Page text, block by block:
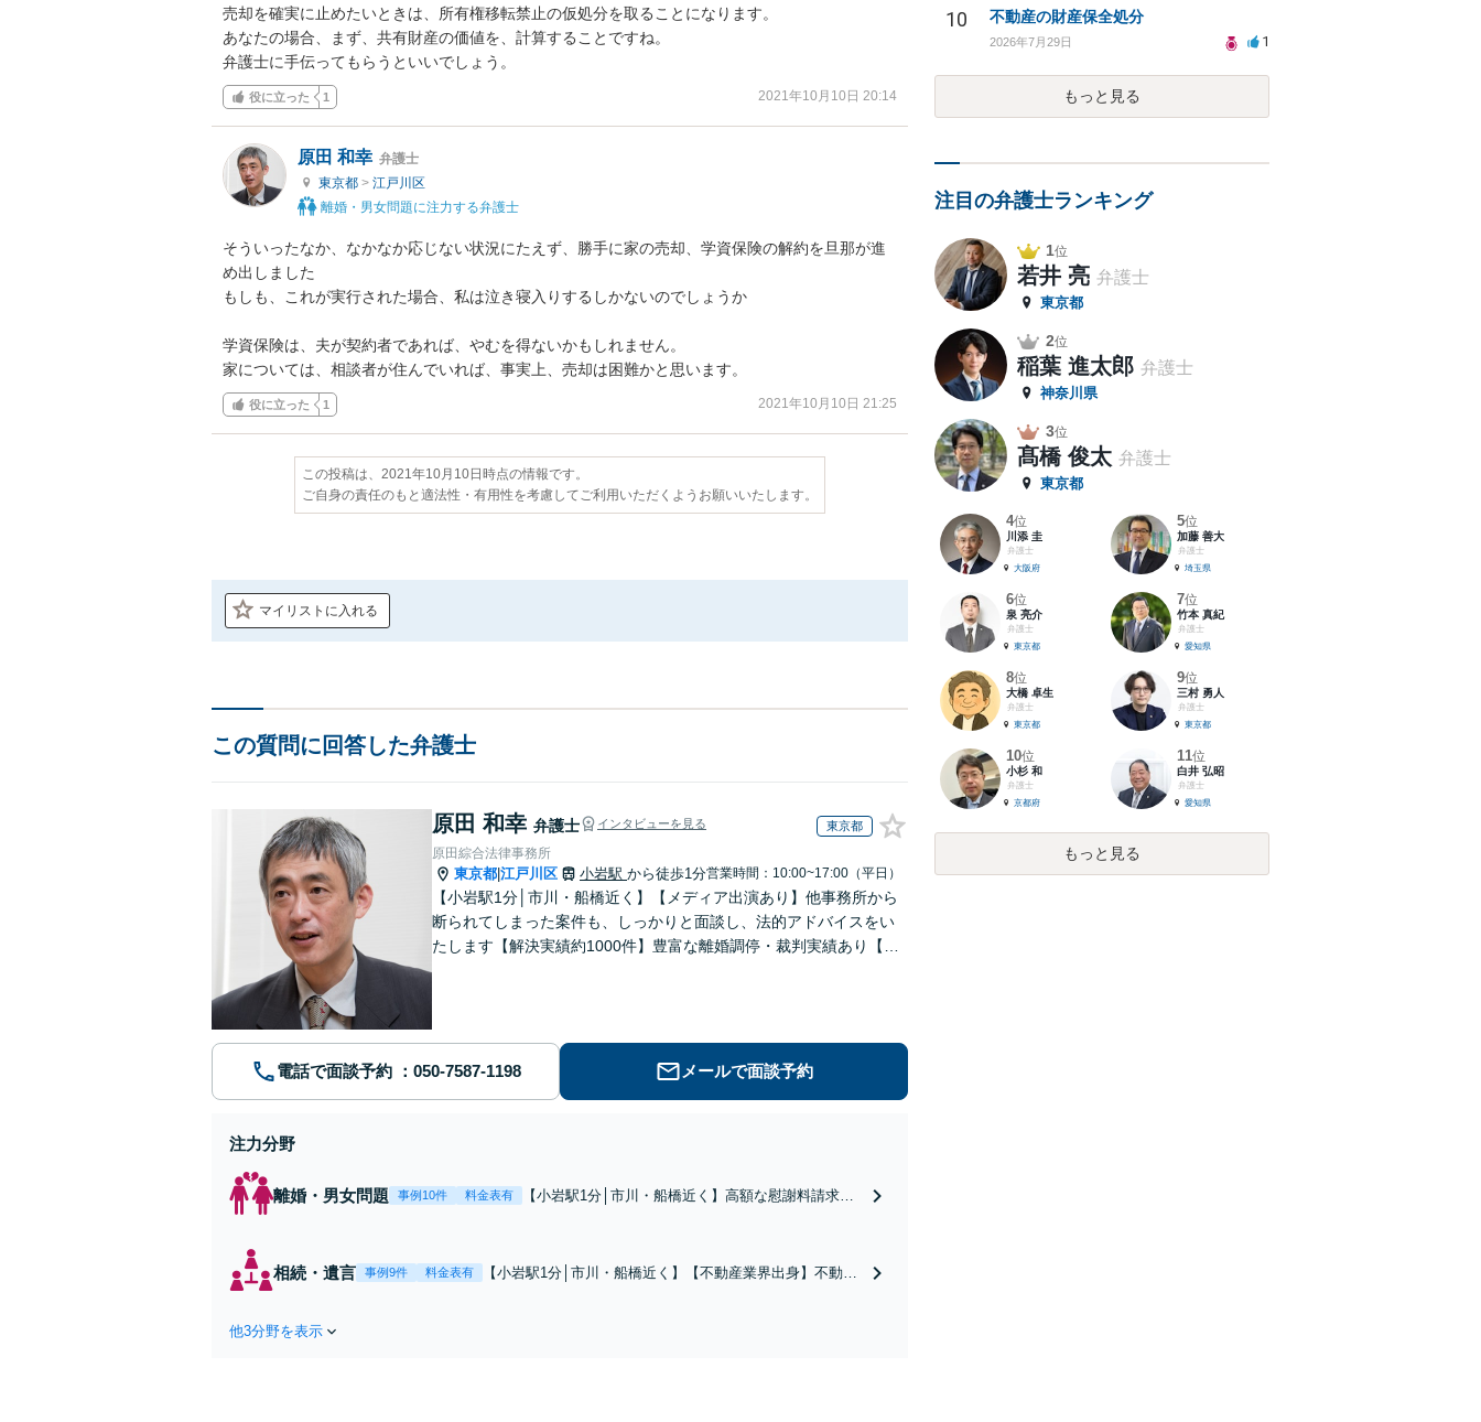
売却を確実に止めたいときは、所有権移転禁止の仮処分を取ることになります。
あなたの場合、まず、共有財産の価値を、計算することですね。
弁護士に手伝ってもらうといいでしょう。
役に立った 1 2021年10月10日 20:14
原田 和幸 弁護士
東京都 > 江戸川区
離婚・男女問題に注力する弁護士
そういったなか、なかなか応じない状況にたえず、勝手に家の売却、学資保険の解約を旦那が進
め出しました
もしも、これが実行された場合、私は泣き寝入りするしかないのでしょうか
学資保険は、夫が契約者であれば、やむを得ないかもしれません。
家については、相談者が住んでいれば、事実上、売却は困難かと思います。
役に立った 1 2021年10月10日 21:25
この投稿は、2021年10月10日時点の情報です。
ご自身の責任のもと適法性・有用性を考慮してご利用いただくようお願いいたします。
マイリストに入れる
この質問に回答した弁護士
原田 和幸 弁護士 インタビューを見る 東京都
原田綜合法律事務所
東京都 江戸川区 小岩駅 から徒歩1分営業時間：10:00~17:00（平日）
【小岩駅1分│市川・船橋近く】【メディア出演あり】他事務所から
断られてしまった案件も、しっかりと面談し、法的アドバイスをい
たします【解決実績約1000件】豊富な離婚調停・裁判実績あり【不
電話で面談予約 メールで面談予約
注力分野
離婚・男女問題 事例10件 料金表有
【小岩駅1分│市川・船橋近く】高額な慰謝料請求の
家の財産分与に対応！離婚に関するお悩みは、お気
軽にご相談ください【メディア出演】【早朝・夜間
相続・遺言 事例9件 料金表有
【小岩駅1分│市川・船橋近く】【不動産業界出身】不動産
他3分野を表示
10 不動産の財産保全処分
2026年7月29日 1
もっと見る
注目の弁護士ランキング
1位
若井 亮 弁護士
東京都
2位
稲葉 進太郎 弁護士
神奈川県
3位
髙橋 俊太 弁護士
東京都
4位
川添 圭
弁護士
大阪府
5位
加藤 善大
弁護士
埼玉県
6位
泉 亮介
弁護士
東京都
7位
竹本 真紀
弁護士
愛知県
8位
大橋 卓生
弁護士
東京都
9位
三村 勇人
弁護士
東京都
10位
小杉 和
弁護士
京都府
11位
白井 弘昭
弁護士
愛知県
もっと見る